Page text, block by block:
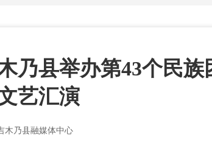
乃县举办第43个民族
艺汇演
木乃县融媒体中心